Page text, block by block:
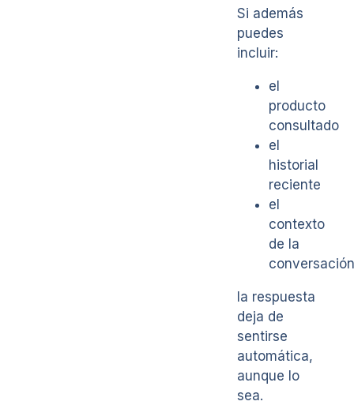
Si además
puedes
incluir:
el
producto
consultado
el
historial
reciente
el
contexto
de la
conversación
la respuesta
deja de
sentirse
automática,
aunque lo
sea.